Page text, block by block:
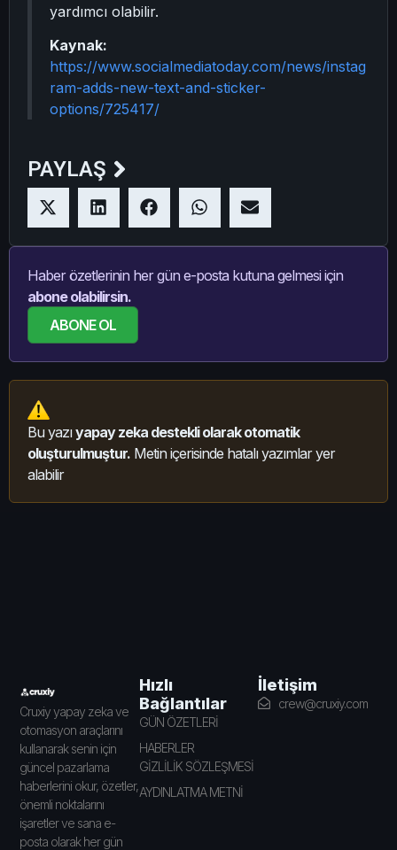
yardımcı olabilir.
Kaynak:
https://www.socialmediatoday.com/news/instag
ram-adds-new-text-and-sticker-
options/725417/
PAYLAŞ
Haber özetlerinin her gün e-posta kutuna gelmesi için
abone olabilirsin.
ABONE OL
Bu yazıyapay zeka destekli olarak otomatik
oluşturulmuştur. Metin içerisinde hatalı yazımlar yer
alabilir
Cruxiy yapay zeka ve
otomasyon araçlarını
kullanarak senin için
güncel pazarlama
haberlerini okur, özetler,
önemli noktalarını
işaretler ve sana e-
posta olarak her gün
Hızlı
Bağlantılar
GÜN ÖZETLERİ
HABERLER
GİZLİLİK SÖZLEŞMESİ
AYDINLATMA METNİ
İletişim
crew@cruxiy.com